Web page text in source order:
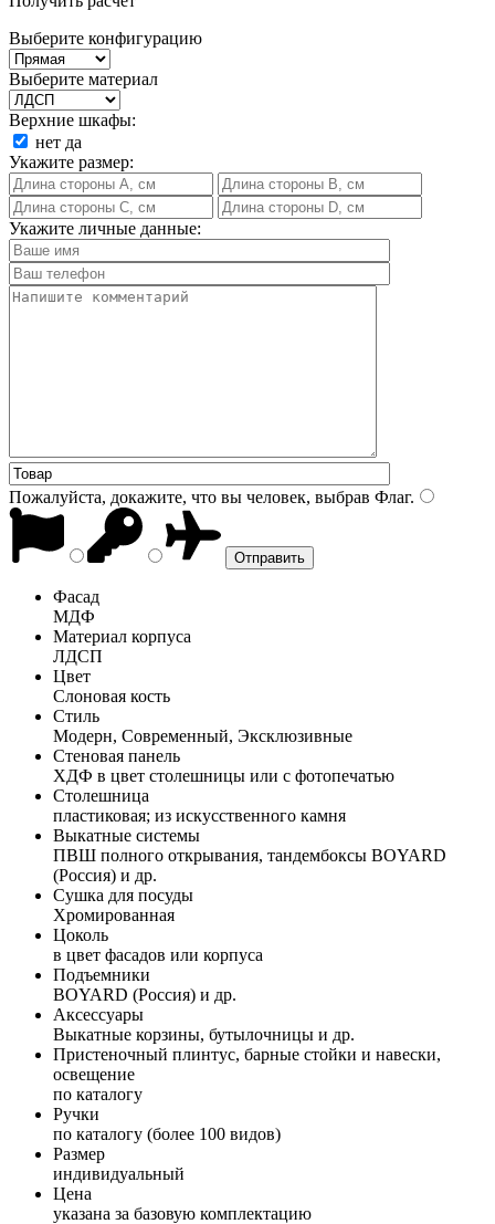
Выберите конфигурацию
Выберите материал
Верхние шкафы:
нет да
Укажите размер:
Укажите личные данные:
Пожалуйста, докажите, что вы человек, выбрав Флаг.
Фасад
МДФ
Материал корпуса
ЛДСП
Цвет
Слоновая кость
Стиль
Модерн, Современный, Эксклюзивные
Стеновая панель
ХДФ в цвет столешницы или с фотопечатью
Столешница
пластиковая; из искусственного камня
Выкатные системы
ПВШ полного открывания, тандембоксы BOYARD
(Россия) и др.
Сушка для посуды
Хромированная
Цоколь
в цвет фасадов или корпуса
Подъемники
BOYARD (Россия) и др.
Аксессуары
Выкатные корзины, бутылочницы и др.
Пристеночный плинтус, барные стойки и навески,
освещение
по каталогу
Ручки
по каталогу (более 100 видов)
Размер
индивидуальный
Цена
указана за базовую комплектацию